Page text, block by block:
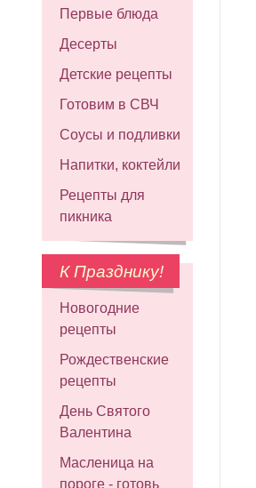
Первые блюда
Десерты
Детские рецепты
Готовим в СВЧ
Соусы и подливки
Напитки, коктейли
Рецепты для
пикника
К Празднику!
Новогодние
рецепты
Рождественские
рецепты
День Святого
Валентина
Масленица на
пороге - готовь